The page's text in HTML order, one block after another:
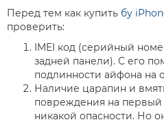
Перед тем как купить бу
проверить:
IMEI код (серийный
задней панели). С его
подлинности айфона на
Наличие царапин и
повреждения на первый
никакой опасности. Но